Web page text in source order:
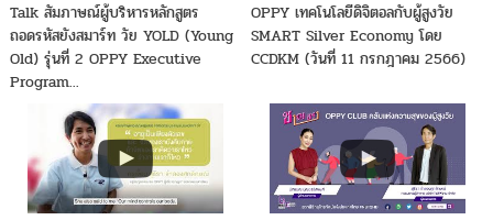
Talk สัมภาษณ์ผู้บริหารหลักสูตร
ถอดรหัสยังสมาร์ท วัย YOLD (Young
Old) รุ่นที่ 2 OPPY Executive
Program...
OPPY เทคโนโลยีดิจิตอลกับผู้สูงวัย
SMART Silver Economy โดย
CCDKM (วันที่ 11 กรกฎาคม 2566)